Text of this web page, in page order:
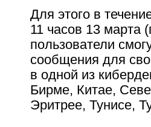
Для этого в
11 часов 13 марта
пользователи
сообщения для
в одной из
Бирме, Китае,
Эритрее, Тунисе,